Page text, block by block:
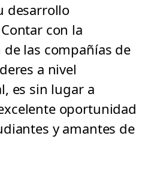
desarrollo
con la
de las compañías de
a nivel
es sin lugar a
oportunidad
y amantes de